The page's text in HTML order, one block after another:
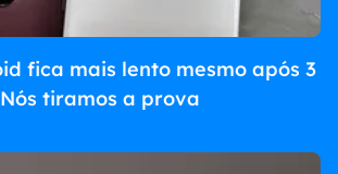
fica mais lento mesmo após 3
tiramos a prova